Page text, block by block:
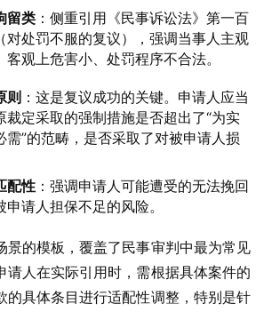
留类 ：侧重引用《民事诉讼法》第一百
对处罚不服的复议），强调当事人主观
客观上危害小、处罚程序不合法。
则 ：这是复议成功的关键。申请人应当
裁定采取的强制措施是否超出了“为实
需”的范畴，是否采取了对被申请人损
配性 ：强调申请人可能遭受的无法挽回
请人担保不足的风险。
景的模板，覆盖了民事审判中最为常见
请人在实际引用时，需根据具体案件的
的具体条目进行适配性调整，特别是针